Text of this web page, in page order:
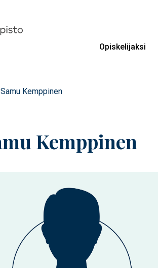
Opiskelijaksi
Samu Kemppinen
Kemppinen